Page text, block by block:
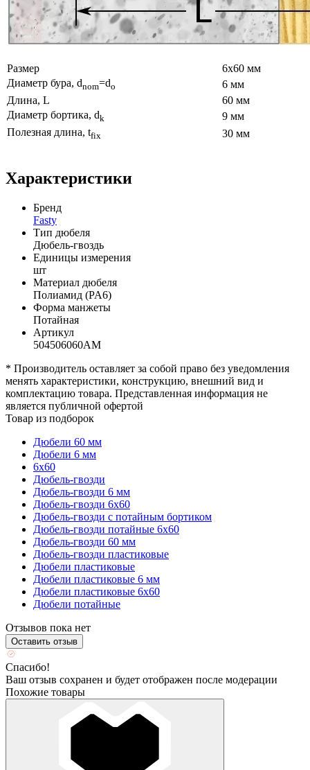
Размер
6х60 мм
Диаметр бура, dnom=do
6 мм
Длина, L
60 мм
Диаметр бортика, dk
9 мм
Полезная длина, tfix 30 мм
Характеристики
Бренд
Fasty
Тип дюбеля
Дюбель-гвоздь
Единицы измерения
шт
Материал дюбеля
Полиамид (PA6)
Форма манжеты
Потайная
Артикул
504506060AM
* Производитель оставляет за собой право без уведомления
менять характеристики, конструкцию, внешний вид и
комплектацию товара. Представленная информация не
является публичной офертой
Товар из подборок
Дюбели 60 мм
Дюбели 6 мм
6х60
Дюбель-гвозди
Дюбель-гвозди 6 мм
Дюбель-гвозди 6х60
Дюбель-гвозди с потайным бортиком
Дюбель-гвозди потайные 6х60
Дюбель-гвозди 60 мм
Дюбель-гвозди пластиковые
Дюбели пластиковые
Дюбели пластиковые 6 мм
Дюбели пластиковые 6х60
Дюбели потайные
Отзывов пока нет
Оставить отзыв
Спасибо!
Ваш отзыв сохранен и будет отображен после модерации
Похожие товары